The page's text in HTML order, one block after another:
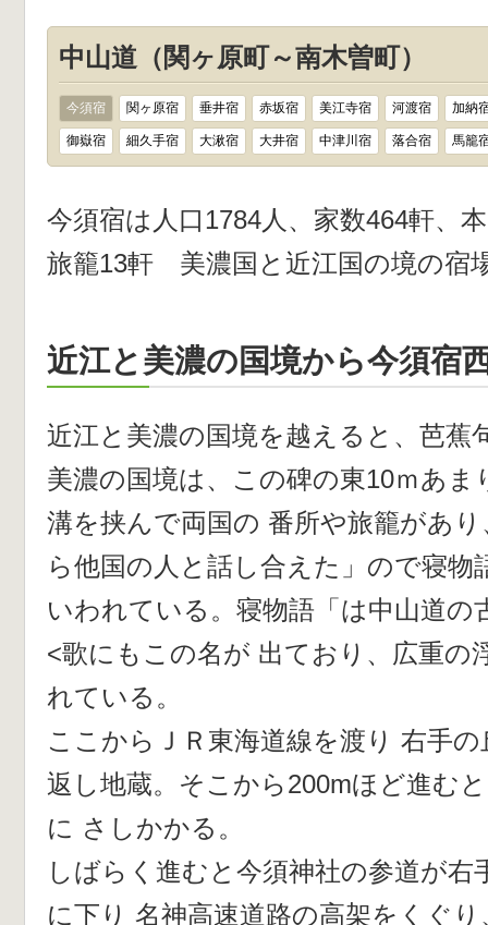
中山道（関ヶ原町～南木曽町）
今須宿 関ヶ原宿 垂井宿 赤坂宿 美江寺宿 河渡宿 加納
御嶽宿 細久手宿 大湫宿 大井宿 中津川宿 落合宿 馬籠
今須宿は人口1784人、家数464軒、
旅籠13軒 美濃国と近江国の境の宿
近江と美濃の国境から今須宿
近江と美濃の国境を越えると、芭蕉
美濃の国境は、この碑の東10ｍあ
溝を挟んで両国の 番所や旅籠があ
ら他国の人と話し合えた」ので寝物
いわれている。寝物語「は中山道の
<歌にもこの名が 出ており、広重の
れている。
ここからＪＲ東海道線を渡り 右手
返し地蔵。そこから200mほど進む
に さしかかる。
しばらく進むと今須神社の参道が右
に下り 名神高速道路の高架をくぐ